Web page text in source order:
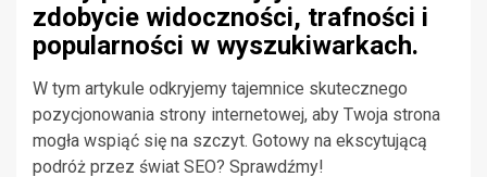
zdobycie widoczności, trafności i
popularności w wyszukiwarkach.
W tym artykule odkryjemy tajemnice skutecznego
pozycjonowania strony internetowej, aby Twoja strona
mogła wspiąć się na szczyt. Gotowy na ekscytującą
podróż przez świat SEO? Sprawdźmy!